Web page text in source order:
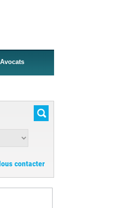
contacter